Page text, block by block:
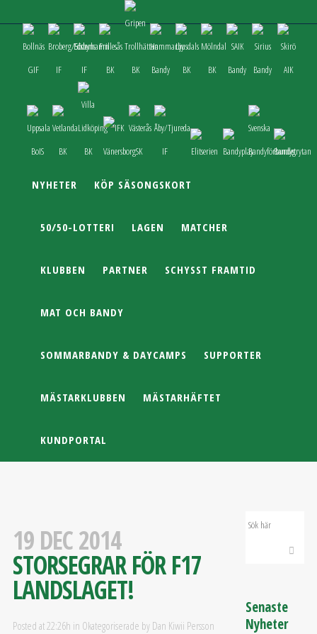
NYHETER KÖP SÄSONGSKORT
50/50-LOTTERI LAGEN MATCHER
KLUBBEN PARTNER SCHYSST FRAMTID
MAT OCH BANDY
SOMMARBANDY & DAYCAMPS SUPPORTER
MÄSTARKLUBBEN MÄSTARHÄFTET
KUNDPORTAL
19 DEC 2014
STORSEGRAR FÖR F17
LANDSLAGET!
Posted at 22:26h in Okategoriserade by Dan Kiwii Persson
Senaste
Nyheter